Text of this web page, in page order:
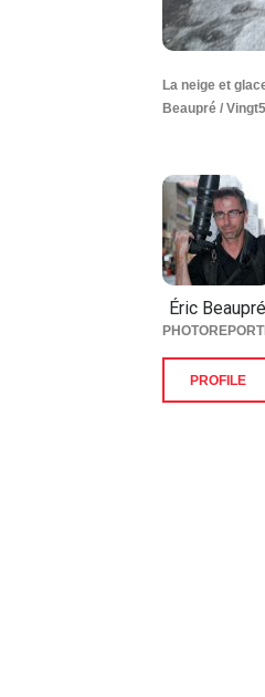
La neige et
Beaupré /
Éric Beaupré
PROFILE